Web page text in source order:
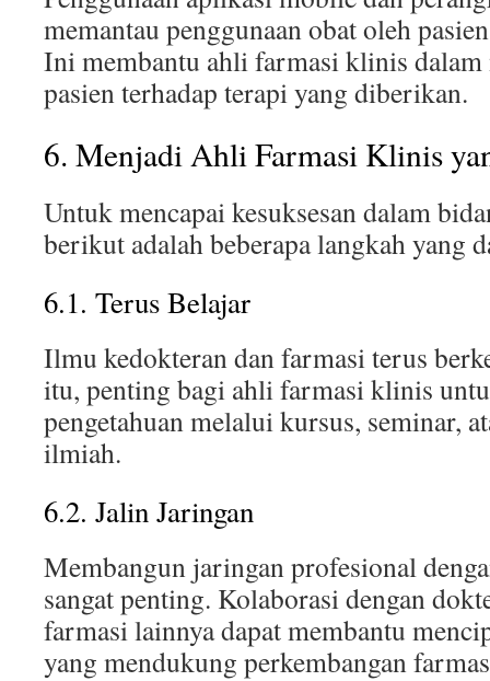
memantau penggunaan obat oleh
Ini membantu ahli farmasi klinis dalam
pasien terhadap terapi yang diberikan.
6. Menjadi Ahli Farmasi Klinis
Untuk mencapai kesuksesan dalam
berikut adalah beberapa langkah yang
6.1. Terus Belajar
Ilmu kedokteran dan farmasi terus
itu, penting bagi ahli farmasi klinis
pengetahuan melalui kursus, seminar,
ilmiah.
6.2. Jalin Jaringan
Membangun jaringan profesional
sangat penting. Kolaborasi dengan
farmasi lainnya dapat membantu
yang mendukung perkembangan